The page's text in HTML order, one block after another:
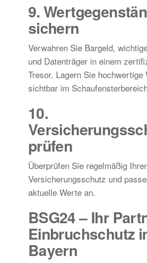
9.
sichern
Verwahren Sie Bargeld,
und Datenträger in einem
Tresor. Lagern Sie hochwertige
sichtbar im
10.
prüfen
Überprüfen Sie regelmäßig
Versicherungsschutz und
aktuelle Werte an.
BSG24 – Ihr
Einbruchschutz
Bayern